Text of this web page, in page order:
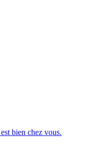
bien chez vous.